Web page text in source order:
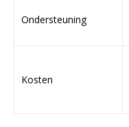
Ondersteuning
Kosten